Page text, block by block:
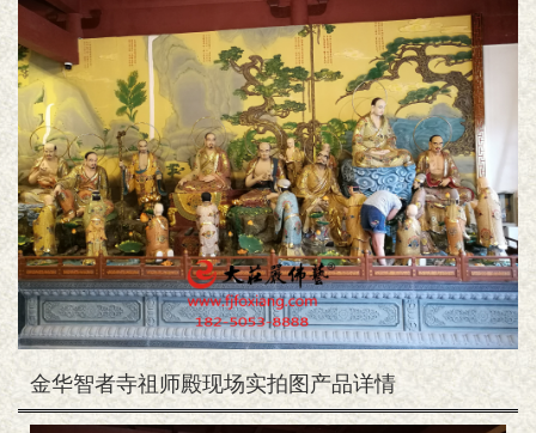
金华智者寺祖师殿现场实拍图产品详情